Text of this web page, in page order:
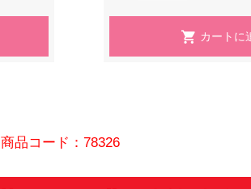
商品コード：78326